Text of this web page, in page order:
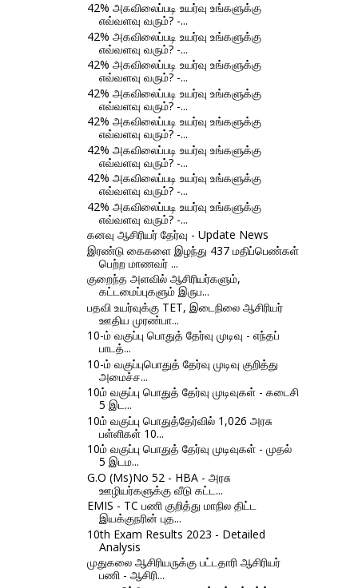
42% அகவிலைப்படி உயர்வு உங்களுக்கு
எவ்வளவு வரும்? -...
42% அகவிலைப்படி உயர்வு உங்களுக்கு
எவ்வளவு வரும்? -...
42% அகவிலைப்படி உயர்வு உங்களுக்கு
எவ்வளவு வரும்? -...
42% அகவிலைப்படி உயர்வு உங்களுக்கு
எவ்வளவு வரும்? -...
42% அகவிலைப்படி உயர்வு உங்களுக்கு
எவ்வளவு வரும்? -...
42% அகவிலைப்படி உயர்வு உங்களுக்கு
எவ்வளவு வரும்? -...
42% அகவிலைப்படி உயர்வு உங்களுக்கு
எவ்வளவு வரும்? -...
42% அகவிலைப்படி உயர்வு உங்களுக்கு
எவ்வளவு வரும்? -...
கனவு ஆசிரியர் தேர்வு - Update News
இரண்டு கைகளை இழந்து 437 மதிப்பெண்கள்
பெற்ற மாணவர் ...
குறைந்த அளவில் ஆசிரியர்களும்,
கட்டமைப்புகளும் இருப...
பதவி உயர்வுக்கு TET, இடைநிலை ஆசிரியர்
ஊதிய முரண்பா...
10-ம் வகுப்பு பொதுத் தேர்வு முடிவு - எந்தப்
பாடத்...
10-ம் வகுப்புபொதுத் தேர்வு முடிவு குறித்து
அமைச்ச...
10ம் வகுப்பு பொதுத் தேர்வு முடிவுகள் - கடைசி
5 இட...
10ம் வகுப்பு பொதுத்தேர்வில் 1,026 அரசு
பள்ளிகள் 10...
10ம் வகுப்பு பொதுத் தேர்வு முடிவுகள் - முதல்
5 இடம...
G.O (Ms)No 52 - HBA - அரசு
ஊழியர்களுக்கு வீடு கட்ட...
EMIS - TC பணி குறித்து மாநில திட்ட
இயக்குநரின் புத...
10th Exam Results 2023 - Detailed
Analysis
முதுகலை ஆசிரியருக்கு பட்டதாரி ஆசிரியர்
பணி - ஆசிரி...